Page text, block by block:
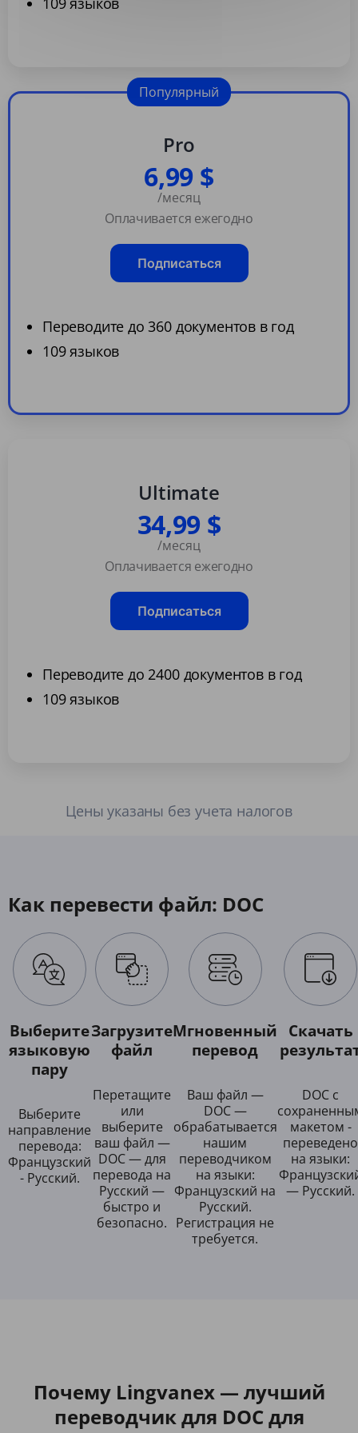
Pro
6,99 $
/месяц
Оплачивается ежегодно
Подписаться
Переводите до 360 документов в год
109 языков
Популярный
Ultimate
34,99 $
/месяц
Оплачивается ежегодно
Подписаться
Переводите до 2400 документов в год
109 языков
Цены указаны без учета налогов
Как перевести файл: DOC
Выберите
языковую
пару
Выберите
направление
перевода:
Французский
- Русский.
Загрузите
файл
Перетащите
или
выберите
ваш файл —
DOC — для
перевода на
Русский —
быстро и
безопасно.
Мгновенный
перевод
Ваш файл —
DOC —
обрабатывается
нашим
переводчиком
на языки:
Французский на
Русский.
Регистрация не
требуется.
Скачать
DOC с
макетом -
переведено
на языки:
— Русский.
Почему Lingvanex — лучший
переводчик для DOC для